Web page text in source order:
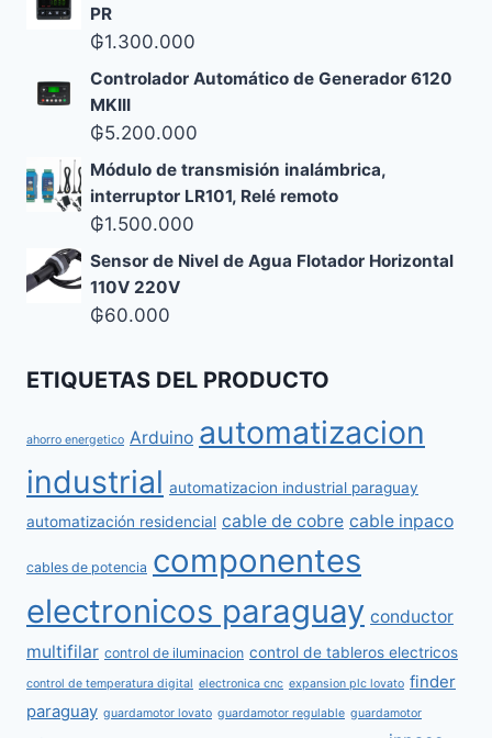
PR
₲1.300.000
Controlador Automático de Generador 6120
MKIII
₲5.200.000
Módulo de transmisión inalámbrica,
interruptor LR101, Relé remoto
₲1.500.000
Sensor de Nivel de Agua Flotador Horizontal
110V 220V
₲60.000
ETIQUETAS DEL PRODUCTO
ahorro energetico Arduino automatizacion
industrial automatizacion industrial paraguay
automatización residencial cable de cobre cable inpaco
cables de potencia componentes
electronicos paraguay conductor
multifilar control de iluminacion control de tableros electricos
control de temperatura digital electronica cnc expansion plc lovato finder
paraguay guardamotor lovato guardamotor regulable guardamotor